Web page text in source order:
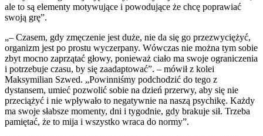
ale to są elementy motywujące i powodujące że chcę poprawiać
swoją grę”.
„– Czasem, gdy zmęczenie jest duże, nie da się go przezwyciężyć,
organizm jest po prostu wyczerpany. Wówczas nie można tym sobie
zbyt mocno zaprzątać głowy, ponieważ ciało ma swoje ograniczenia
i potrzebuje czasu, by się zaadaptować”. – mówił z kolei
Maksymilian Szwed. „Powinniśmy podchodzić do tego z
dystansem, umieć pozwolić sobie na dzień przerwy, aby się nie
przeciążyć i nie wpływało to negatywnie na naszą psychikę. Każdy
ma swoje słabsze momenty, dni i tygodnie, gdy brakuje sił. Trzeba
pamiętać, że to mija i wszystko wraca do normy”.